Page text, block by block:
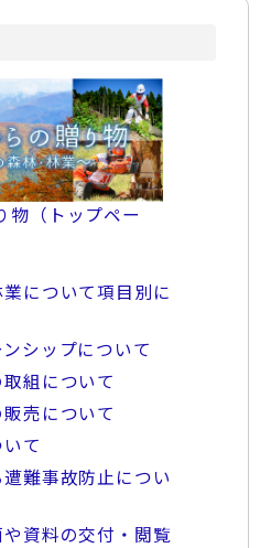
物（トップペー
について項目別に
シップについて
組について
売について
て
難事故防止につい
資料の交付・閲覧